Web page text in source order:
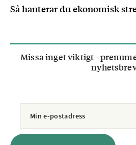
Så hanterar du ekonomisk
Missa inget viktigt -